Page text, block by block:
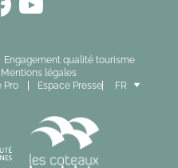
Engagement qualité tourisme
Mentions légales
Pro Espace Presse
FR